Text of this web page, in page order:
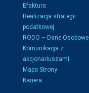
Efaktura
Realizacja strategii
podatkowej
RODO – Dane Osobowe
Komunikacja z
akcjonariuszami
Mapa Strony
Kariera